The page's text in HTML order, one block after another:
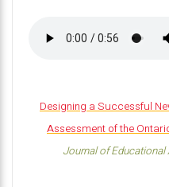
A
p
o
o
Designing a Successful
Assessment of the
Journal of